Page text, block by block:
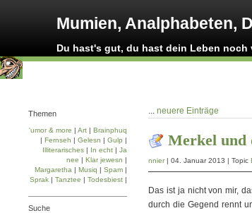
Mumien, Analphabeten,
Du hast's gut, du hast dein Leben noch
... neuere Einträge
Merkel und
nnier| 04. Januar 2013 | Topic
Das ist ja nicht von mir,
durch die Gegend rennt
Themen
'umor & more | Art | Brainphuq
| Fernseh | Gelesn | Gulp |
Illiterarisches | In echt | Ja
nee | Klar jewesn |
Margaretha | Musiq | Spam |
Sprak | Tanztee | Todesbiest |
Suche